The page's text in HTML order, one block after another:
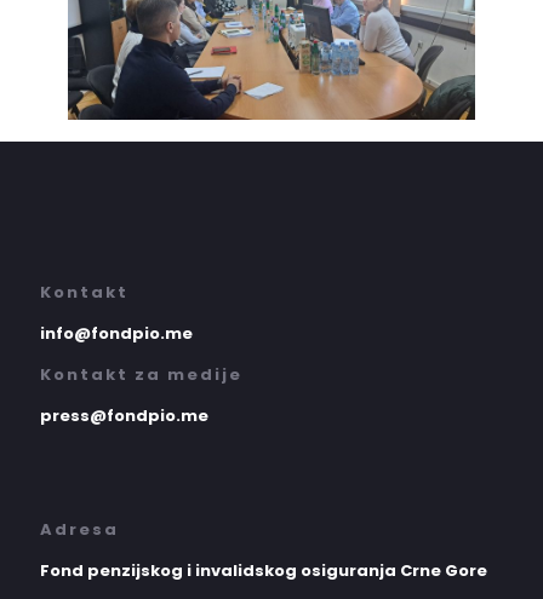
Kontakt
info@fondpio.me
Kontakt za medije
press@fondpio.me
Adresa
Fond penzijskog i invalidskog osiguranja Crne Gore